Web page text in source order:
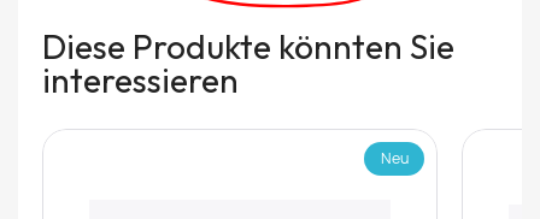
Diese Produkte könnten Sie
interessieren
Neu